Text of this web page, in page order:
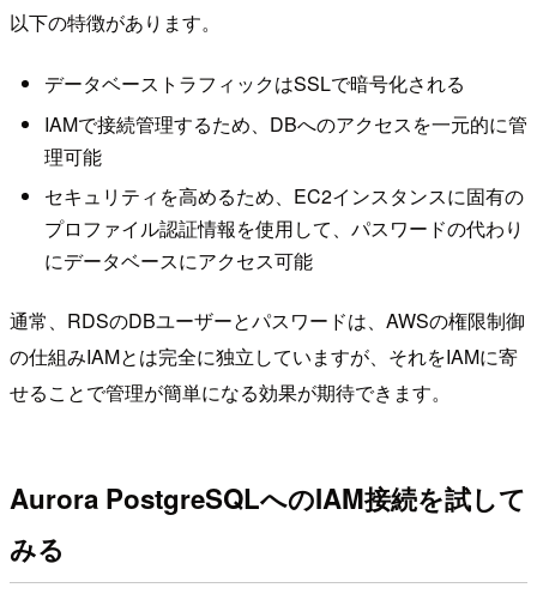
以下の特徴があります。
データベーストラフィックはSSLで暗号化される
IAMで接続管理するため、DBへのアクセスを一元的に管
理可能
セキュリティを高めるため、EC2インスタンスに固有の
プロファイル認証情報を使用して、パスワードの代わり
にデータベースにアクセス可能
通常、RDSのDBユーザーとパスワードは、AWSの権限制御
の仕組みIAMとは完全に独立していますが、それをIAMに寄
せることで管理が簡単になる効果が期待できます。
Aurora PostgreSQLへのIAM接続を試して
みる